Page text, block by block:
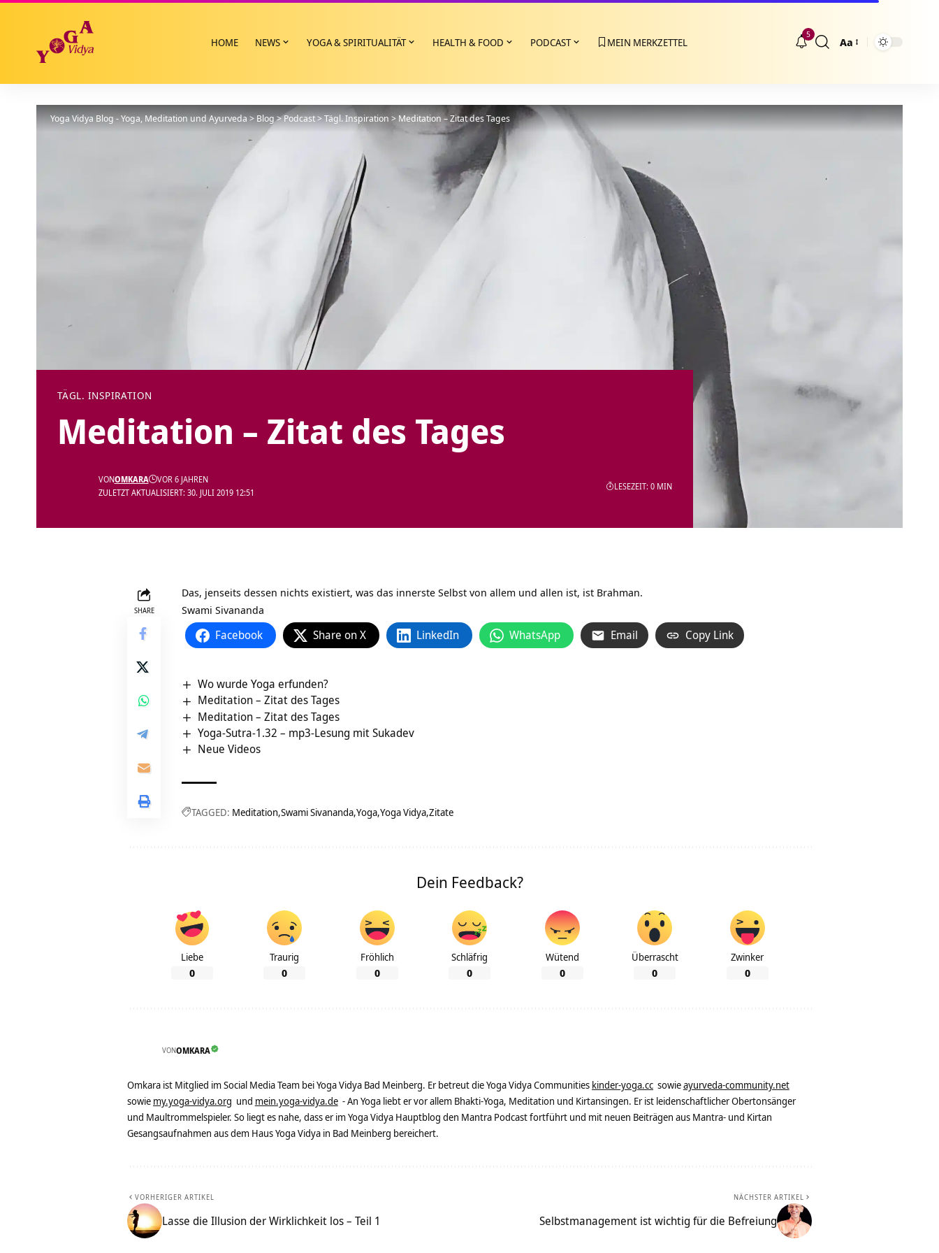
HOME NEWS YOGA & SPIRITUALITÄT HEALTH & FOOD PODCAST MEIN MERKZETTEL
5
Größenänderung
Aa
Yoga Vidya Blog - Yoga, Meditation und Ayurveda>Blog>Podcast>Tägl. Inspiration >Meditation – Zitat des Tages
TÄGL. INSPIRATION
Meditation – Zitat des Tages
ZULETZT AKTUALISIERT: 30. JULI 2019 12:51
VONOMKARA VOR 6 JAHREN
LESEZEIT: 0 MIN
SHARE
Das, jenseits dessen nichts existiert, was das innerste Selbst von allem und allen ist, ist Brahman.
Swami Sivananda
Facebook Share on X LinkedIn WhatsApp Email Copy Link
Wo wurde Yoga erfunden?
Meditation – Zitat des Tages
Meditation – Zitat des Tages
Yoga-Sutra-1.32 – mp3-Lesung mit Sukadev
Neue Videos
TAGGED: Meditation Swami Sivananda Yoga Yoga Vidya Zitate
Dein Feedback?
Liebe
0
Traurig
0
Fröhlich
0
Schläfrig
0
Wütend
0
Überrascht
0
Zwinker
0
VONOMKARA
Omkara ist Mitglied im Social Media Team bei Yoga Vidya Bad Meinberg. Er betreut die Yoga Vidya Communities kinder-yoga.cc sowieayurveda-community.net
sowie my.yoga-vidya.org und mein.yoga-vidya.de - An Yoga liebt er vor allem Bhakti-Yoga, Meditation und Kirtansingen. Er ist leidenschaftlicher Obertonsänger
und Maultrommelspieler. So liegt es nahe, dass er im Yoga Vidya Hauptblog den Mantra Podcast fortführt und mit neuen Beiträgen aus Mantra- und Kirtan
Gesangsaufnahmen aus dem Haus Yoga Vidya in Bad Meinberg bereichert.
VORHERIGER ARTIKEL
Lasse die Illusion der Wirklichkeit los – Teil 1
NÄCHSTER ARTIKEL
Selbstmanagement ist wichtig für die Befreiung